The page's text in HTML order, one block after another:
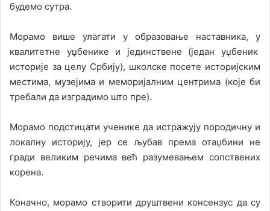
будемо сутра.
Морамо више улагати у образовање наставника, у
квалитетне уџбенике и јединствене (један уџбеник
историје за целу Србију), школске посете историјским
местима, музејима и меморијалним центрима (које би
требали да изградимо што пре).
Морамо подстицати ученике да истражују породичну и
локалну историју, јер се љубав према отаџбини не
гради великим речима већ разумевањем сопствених
корена.
Коначно, морамо створити друштвени консензус да су